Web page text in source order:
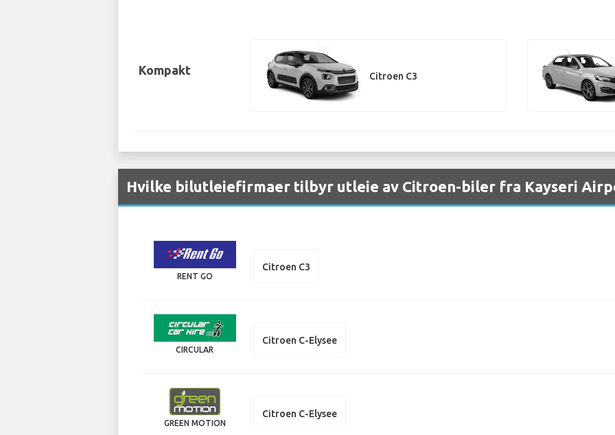
Kompakt Citroen C3
Hvilke bilutleiefirmaer tilbyr utleie av Citroen-biler fra Kayseri
RENT GO
Citroen C3
CIRCULAR
Citroen C-Elysee
GREEN MOTION
Citroen C-Elysee